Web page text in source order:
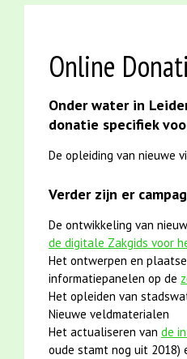
Online
Onder water in
donatie specifiek
De opleiding van nieuwe
Verder zijn er
De ontwikkeling van
de digitale Zakgids voor
Het ontwerpen en
informatiepanelen op de
Het opleiden van
Nieuwe veldmaterialen
Het actualiseren van de
oude stamt nog uit